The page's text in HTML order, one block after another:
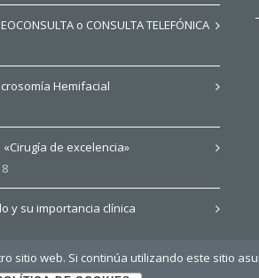
o CONSULTA TELEFÓNICA
Hemifacial
de excelencia»
y su importancia clínica
sitio web. Si continúa utilizando este sitio